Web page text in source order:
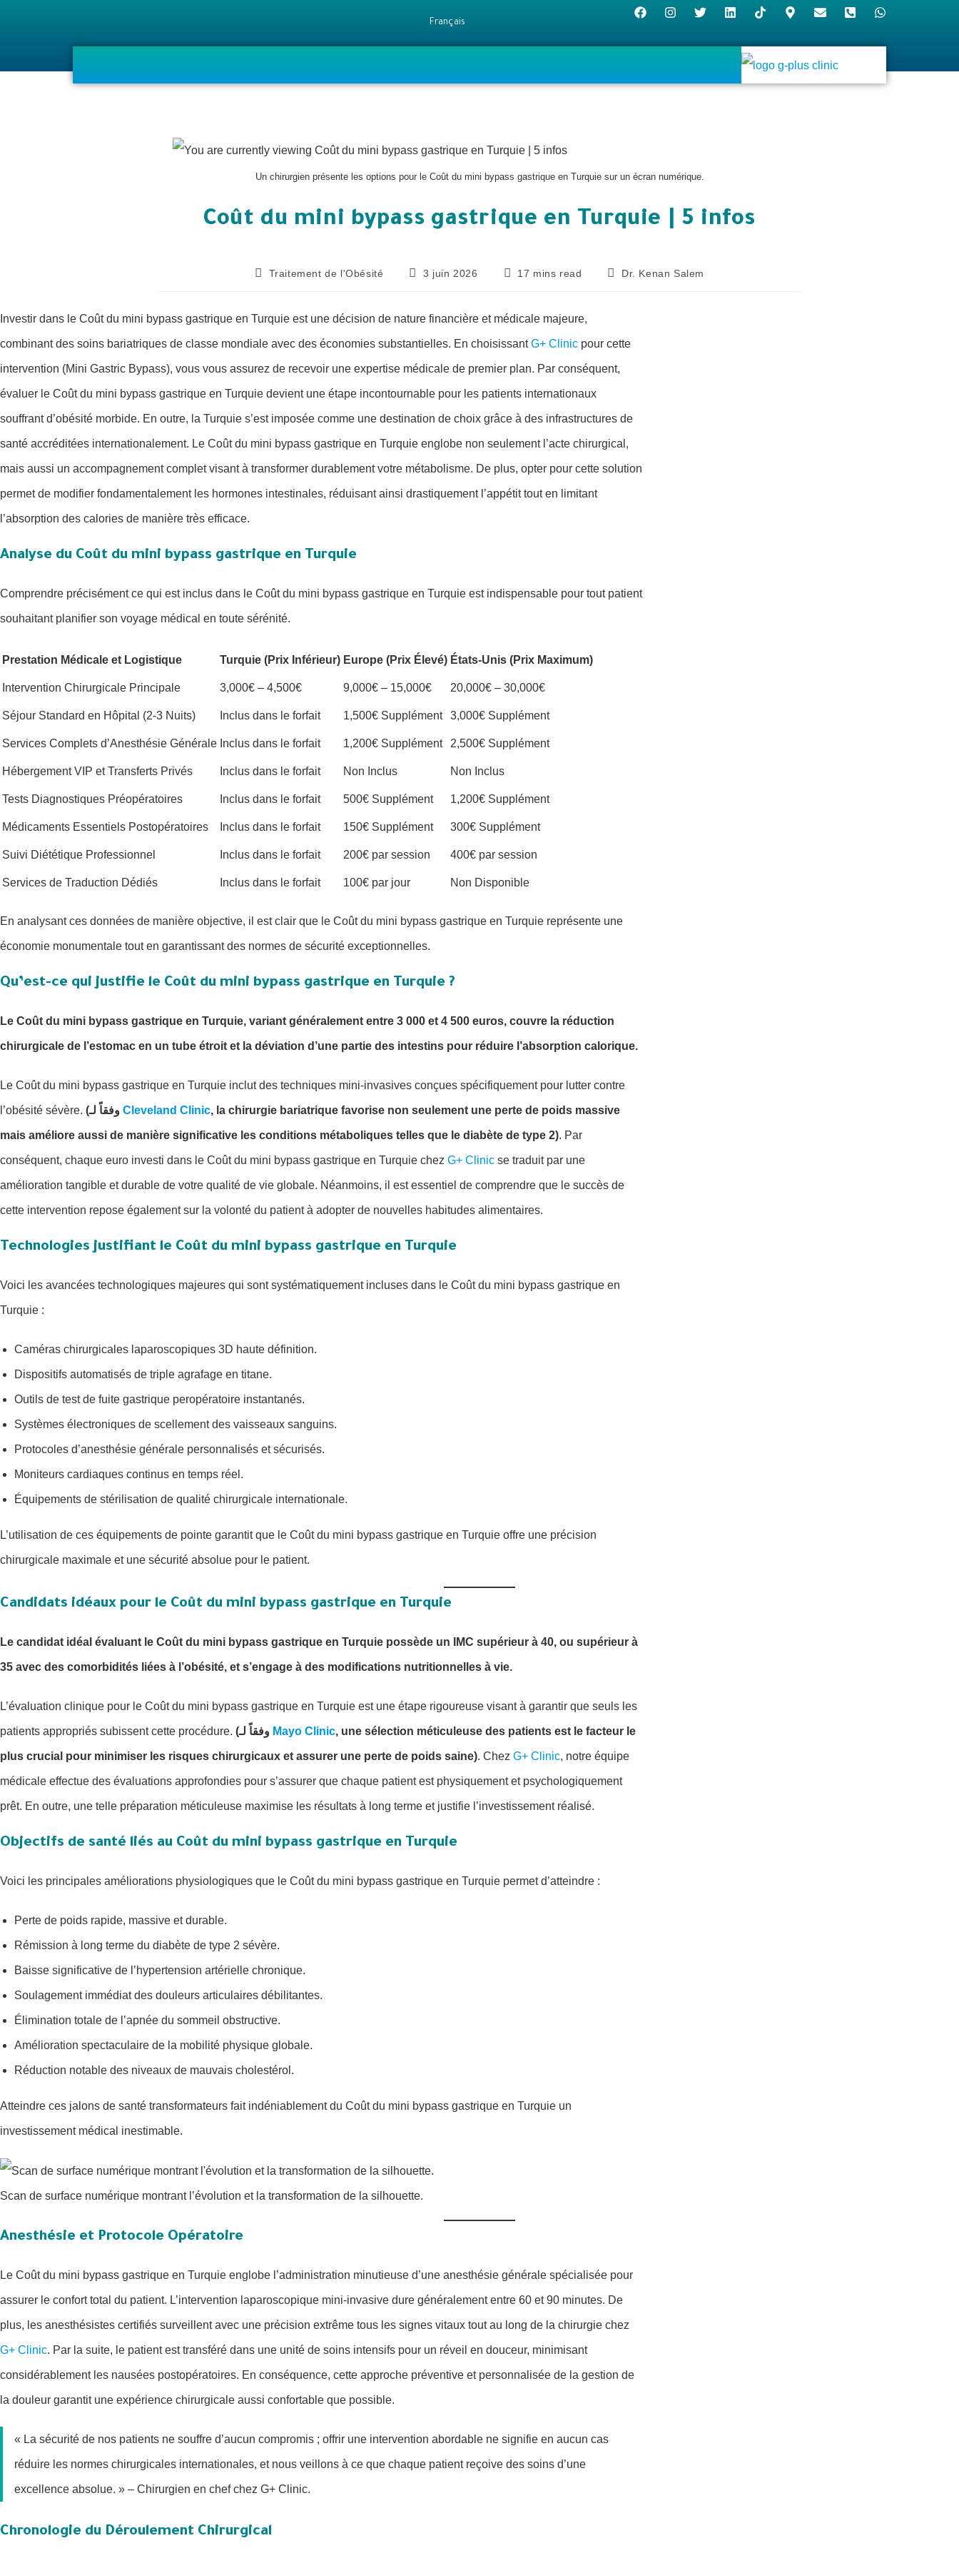
Français
Un chirurgien présente les options pour le Coût du mini bypass gastrique en Turquie sur un écran numérique.
Coût du mini bypass gastrique en Turquie | 5 infos
Traitement de l'Obésité 3 juin 2026 17 mins read Dr. Kenan Salem
Investir dans le Coût du mini bypass gastrique en Turquie est une décision de nature financière et médicale majeure,
combinant des soins bariatriques de classe mondiale avec des économies substantielles. En choisissantG+ Clinic pour cette
intervention (Mini Gastric Bypass), vous vous assurez de recevoir une expertise médicale de premier plan. Par conséquent,
évaluer le Coût du mini bypass gastrique en Turquie devient une étape incontournable pour les patients internationaux
souffrant d’obésité morbide. En outre, la Turquie s’est imposée comme une destination de choix grâce à des infrastructures de
santé accréditées internationalement. Le Coût du mini bypass gastrique en Turquie englobe non seulement l’acte chirurgical,
mais aussi un accompagnement complet visant à transformer durablement votre métabolisme. De plus, opter pour cette solution
permet de modifier fondamentalement les hormones intestinales, réduisant ainsi drastiquement l’appétit tout en limitant
l’absorption des calories de manière très efficace.
Analyse du Coût du mini bypass gastrique en Turquie
Comprendre précisément ce qui est inclus dans le Coût du mini bypass gastrique en Turquie est indispensable pour tout patient
souhaitant planifier son voyage médical en toute sérénité.
Prestation Médicale et Logistique Turquie (Prix Inférieur) Europe (Prix Élevé) États-Unis (Prix Maximum)
Intervention Chirurgicale Principale 3,000€ – 4,500€ 9,000€ – 15,000€ 20,000€ – 30,000€
Séjour Standard en Hôpital (2-3 Nuits) Inclus dans le forfait 1,500€ Supplément 3,000€ Supplément
Services Complets d’Anesthésie Générale Inclus dans le forfait 1,200€ Supplément 2,500€ Supplément
Hébergement VIP et Transferts Privés Inclus dans le forfait Non Inclus Non Inclus
Tests Diagnostiques Préopératoires Inclus dans le forfait 500€ Supplément 1,200€ Supplément
Médicaments Essentiels Postopératoires Inclus dans le forfait 150€ Supplément 300€ Supplément
Suivi Diététique Professionnel Inclus dans le forfait 200€ par session 400€ par session
Services de Traduction Dédiés Inclus dans le forfait 100€ par jour Non Disponible
En analysant ces données de manière objective, il est clair que le Coût du mini bypass gastrique en Turquie représente une
économie monumentale tout en garantissant des normes de sécurité exceptionnelles.
Qu’est-ce qui justifie le Coût du mini bypass gastrique en Turquie ?
Le Coût du mini bypass gastrique en Turquie, variant généralement entre 3 000 et 4 500 euros, couvre la réduction
chirurgicale de l’estomac en un tube étroit et la déviation d’une partie des intestins pour réduire l’absorption calorique.
Le Coût du mini bypass gastrique en Turquie inclut des techniques mini-invasives conçues spécifiquement pour lutter contre
l’obésité sévère. Cleveland Clinic, la chirurgie bariatrique favorise non seulement une perte de poids massive
mais améliore aussi de manière significative les conditions métaboliques telles que le diabète de type 2). Par
conséquent, chaque euro investi dans le Coût du mini bypass gastrique en Turquie chez G+ Clinic se traduit par une
amélioration tangible et durable de votre qualité de vie globale. Néanmoins, il est essentiel de comprendre que le succès de
cette intervention repose également sur la volonté du patient à adopter de nouvelles habitudes alimentaires.
Technologies justifiant le Coût du mini bypass gastrique en Turquie
Voici les avancées technologiques majeures qui sont systématiquement incluses dans le Coût du mini bypass gastrique en
Turquie :
Caméras chirurgicales laparoscopiques 3D haute définition.
Dispositifs automatisés de triple agrafage en titane.
Outils de test de fuite gastrique peropératoire instantanés.
Systèmes électroniques de scellement des vaisseaux sanguins.
Protocoles d’anesthésie générale personnalisés et sécurisés.
Moniteurs cardiaques continus en temps réel.
Équipements de stérilisation de qualité chirurgicale internationale.
L’utilisation de ces équipements de pointe garantit que le Coût du mini bypass gastrique en Turquie offre une précision
chirurgicale maximale et une sécurité absolue pour le patient.
Candidats idéaux pour le Coût du mini bypass gastrique en Turquie
Le candidat idéal évaluant le Coût du mini bypass gastrique en Turquie possède un IMC supérieur à 40, ou supérieur à
35 avec des comorbidités liées à l’obésité, et s’engage à des modifications nutritionnelles à vie.
L’évaluation clinique pour le Coût du mini bypass gastrique en Turquie est une étape rigoureuse visant à garantir que seuls les
patients appropriés subissent cette procédure. Mayo Clinic, une sélection méticuleuse des patients est le facteur le
plus crucial pour minimiser les risques chirurgicaux et assurer une perte de poids saine). Chez G+ Clinic, notre équipe
médicale effectue des évaluations approfondies pour s’assurer que chaque patient est physiquement et psychologiquement
prêt. En outre, une telle préparation méticuleuse maximise les résultats à long terme et justifie l’investissement réalisé.
Objectifs de santé liés au Coût du mini bypass gastrique en Turquie
Voici les principales améliorations physiologiques que le Coût du mini bypass gastrique en Turquie permet d’atteindre :
Perte de poids rapide, massive et durable.
Rémission à long terme du diabète de type 2 sévère.
Baisse significative de l’hypertension artérielle chronique.
Soulagement immédiat des douleurs articulaires débilitantes.
Élimination totale de l’apnée du sommeil obstructive.
Amélioration spectaculaire de la mobilité physique globale.
Réduction notable des niveaux de mauvais cholestérol.
Atteindre ces jalons de santé transformateurs fait indéniablement du Coût du mini bypass gastrique en Turquie un
investissement médical inestimable.
Scan de surface numérique montrant l’évolution et la transformation de la silhouette.
Anesthésie et Protocole Opératoire
Le Coût du mini bypass gastrique en Turquie englobe l’administration minutieuse d’une anesthésie générale spécialisée pour
assurer le confort total du patient. L’intervention laparoscopique mini-invasive dure généralement entre 60 et 90 minutes. De
plus, les anesthésistes certifiés surveillent avec une précision extrême tous les signes vitaux tout au long de la chirurgie chez
G+ Clinic. Par la suite, le patient est transféré dans une unité de soins intensifs pour un réveil en douceur, minimisant
considérablement les nausées postopératoires. En conséquence, cette approche préventive et personnalisée de la gestion de
la douleur garantit une expérience chirurgicale aussi confortable que possible.
« La sécurité de nos patients ne souffre d’aucun compromis ; offrir une intervention abordable ne signifie en aucun cas
réduire les normes chirurgicales internationales, et nous veillons à ce que chaque patient reçoive des soins d’une
excellence absolue. » – Chirurgien en chef chez G+ Clinic.
Chronologie du Déroulement Chirurgical